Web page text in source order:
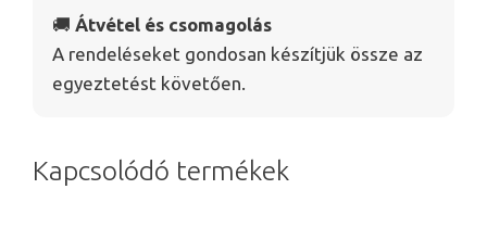
🚚 Átvétel és csomagolás
A rendeléseket gondosan készítjük össze az
egyeztetést követően.
Kapcsolódó termékek